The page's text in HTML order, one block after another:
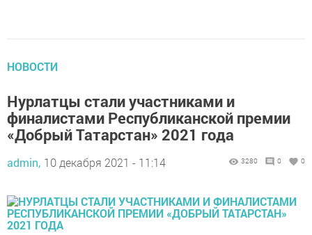
НОВОСТИ
Нурлатцы стали участниками и
финалистами Республиканской премии
«Добрый Татарстан» 2021 года
admin, 10 декабря 2021 - 11:14 3280 0 0